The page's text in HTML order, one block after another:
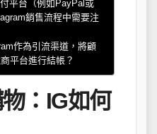
平台（例如PayPal或
銷售流程中需要注
作為引流渠道，將顧
平台進行結帳？
：IG如何